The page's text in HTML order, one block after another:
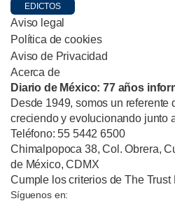
EDICTOS
Aviso legal
Política de cookies
Aviso de Privacidad
Acerca de
Diario de México: 77 años
Desde 1949, somos un referente
creciendo y evolucionando junto
Teléfono: 55 5442 6500
Chimalpopoca 38, Col. Obrera,
de México, CDMX
Cumple los criterios de The Trust
Síguenos en: